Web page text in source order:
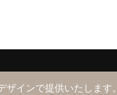
ザインで提供いたします